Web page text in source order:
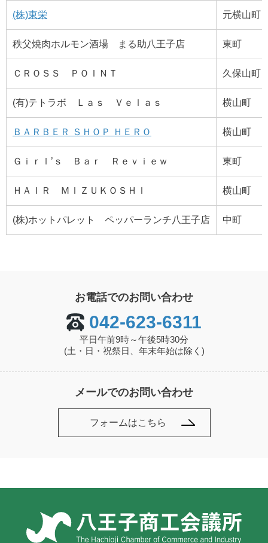
(株)東栄 元横山町
秩父焼肉ホルモン酒場 まる助八王子店 東町
ＣＲＯＳＳ ＰＯＩＮＴ 久保山町
(有)テトラボ Ｌａｓ Ｖｅｌａｓ 横山町
ＢＡＲＢＥＲ ＳＨＯＰ ＨＥＲＯ 横山町
Ｇｉｒｌ’ｓ Ｂａｒ Ｒｅｖｉｅｗ 東町
ＨＡＩＲ ＭＩＺＵＫＯＳＨＩ 横山町
(株)ホットパレット ペッパーランチ八王子店 中町
お電話でのお問い合わせ
042-623-6311
平日午前9時～午後5時30分
(土・日・祝祭日、年末年始は除く)
メールでのお問い合わせ
フォームはこちら